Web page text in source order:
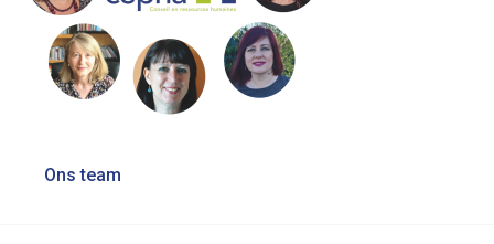
Bericht
Ons team